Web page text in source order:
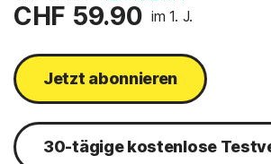
CHF 59.90 im 1. J.
Jetzt abonnieren
30-tägige kostenlose